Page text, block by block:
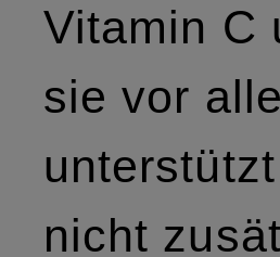
Vitamin C
sie vor
nicht